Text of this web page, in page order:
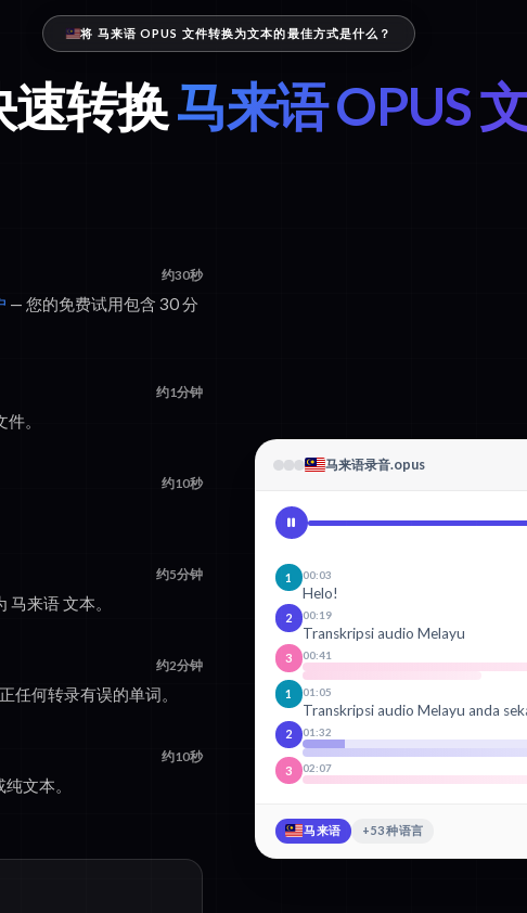
将 马来语 OPUS 文件转换为文本的最佳方式是什么？
速转换马来语 OPUS
约30秒
— 您的免费试用包含 30 分
约1分钟
。
约10秒
约5分钟
来语 文本。
约2分钟
任何转录有误的单词。
约10秒
文本。
马来语录音.opus
1 00:03
Helo!
2 00:19
Transkripsi audio Melayu
3 00:41
1 01:05
Transkripsi audio Melayu anda
2 01:32
3 02:07
马来语 +53 种语言